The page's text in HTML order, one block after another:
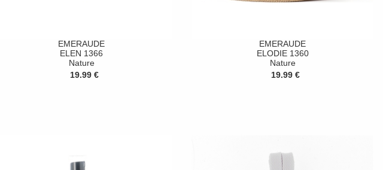
EMERAUDE
ELEN 1366
Nature
19.99 €
EMERAUDE
ELODIE 1360
Nature
19.99 €